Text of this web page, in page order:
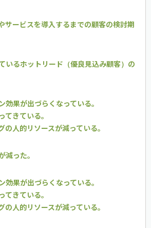
サービスを導入するまでの顧客の検討期
いるホットリード（優良見込み顧客）の
効果が出づらくなっている。
きている。
人的リソースが減っている。
減った。
効果が出づらくなっている。
きている。
人的リソースが減っている。